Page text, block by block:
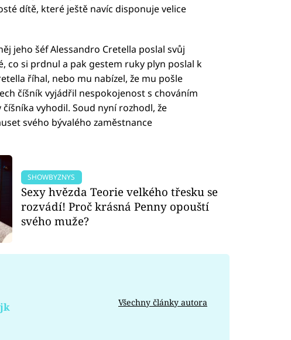
dítě, které ještě navíc disponuje velice
jeho šéf Alessandro Cretella poslal svůj
co si prdnul a pak gestem ruky plyn poslal k
říhal, nebo mu nabízel, že mu pošle
číšník vyjádřil nespokojenost s chováním
vyhodil. Soud nyní rozhodl, že
svého bývalého zaměstnance
SHOWBYZNYS
Sexy hvězda Teorie velkého třesku se
rozvádí! Proč krásná Penny opouští
svého muže?
Všechny články autora